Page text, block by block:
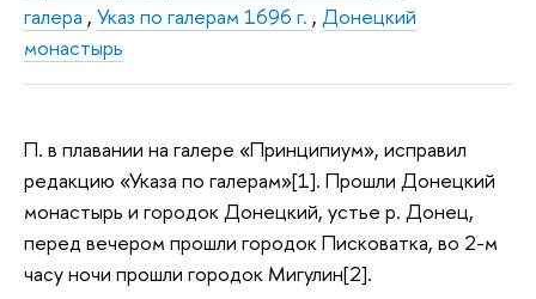
галера , Указ по галерам 1696 г. , Донецкий
монастырь
П. в плавании на галере «Принципиум», исправил
редакцию «Указа по галерам»[1]. Прошли Донецкий
монастырь и городок Донецкий, устье р. Донец,
перед вечером прошли городок Писковатка, во 2-м
часу ночи прошли городок Мигулин[2].